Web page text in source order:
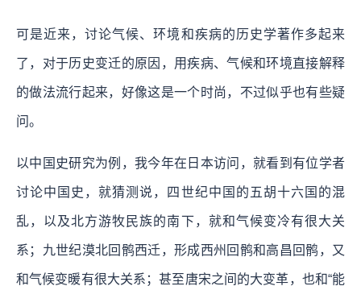
可是近来，讨论气候、环境和疾病的历史学著作多起来
了，对于历史变迁的原因，用疾病、气候和环境直接解释
的做法流行起来，好像这是一个时尚，不过似乎也有些疑
问。
以中国史研究为例，我今年在日本访问，就看到有位学者
讨论中国史，就猜测说，四世纪中国的五胡十六国的混
乱，以及北方游牧民族的南下，就和气候变冷有很大关
系；九世纪漠北回鹘西迁，形成西州回鹘和高昌回鹘，又
和气候变暖有很大关系；甚至唐宋之间的大变革，也和“能